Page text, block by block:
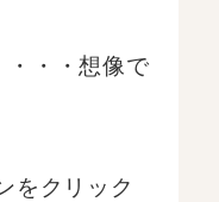
・・・想像で
をクリック